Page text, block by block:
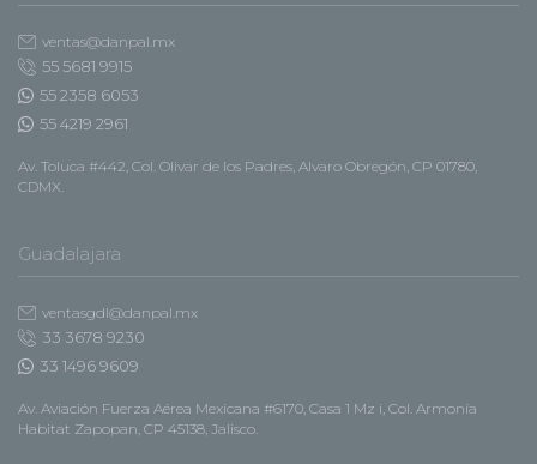
Ciudad de México
ventas@danpal.mx
55 5681 9915
55 2358 6053
Av. Toluca #442, Col. Olivar de los Padres, Alvaro Obregón, CP 01780,
Guadalajara
ventasgdl@danpal.mx
33 3678 9230
Av. Aviación Fuerza Aérea Mexicana #6170, Casa 1 Mz i, Col. Armonía